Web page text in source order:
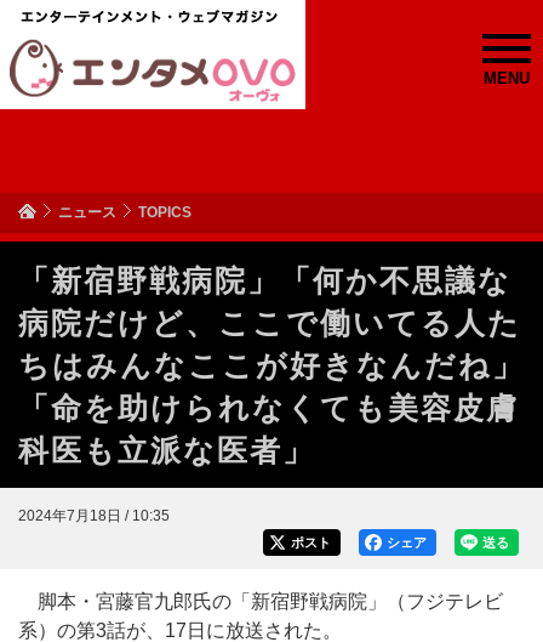
MENU
ニュース TOPICS
「新宿野戦病院」「何か不思議な
病院だけど、ここで働いてる人た
ちはみんなここが好きなんだね」
「命を助けられなくても美容皮膚
科医も立派な医者」
2024年7月18日 / 10:35
送る
シェア
ポスト
脚本・宮藤官九郎氏の「新宿野戦病院」（フジテレビ
系）の第3話が、17日に放送された。